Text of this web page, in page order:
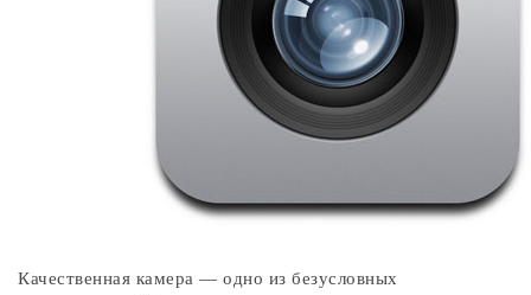
Качественная камера — одно из безусловных